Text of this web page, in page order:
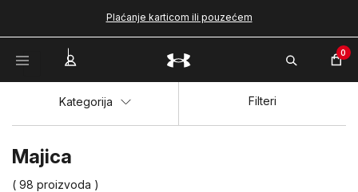
Plaćanje karticom ili pouzećem
0
Majica
( 98 proizvoda )
Kategorija Filteri